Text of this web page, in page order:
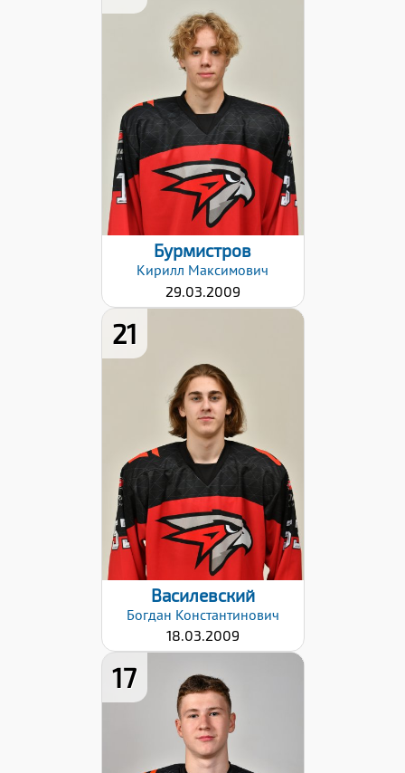
180
Вес:
71
Хват клюшки:
Правый
Разряд:
1юн
Дата заявки:
06.09.2024
Бурмистров
Кирилл Максимович
29.03.2009
21
181
Вес:
74
Хват клюшки:
Правый
Разряд:
1юн
Дата заявки:
06.09.2024
Василевский
Богдан Константинович
18.03.2009
17 Рост:
181
Вес:
78